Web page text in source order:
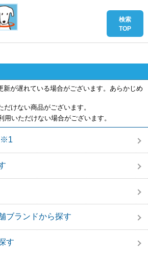
が遅れている場合がございます。あらかじめ
けない商品がございます。
いただけない場合がございます。
※1
ブランドから探す
す